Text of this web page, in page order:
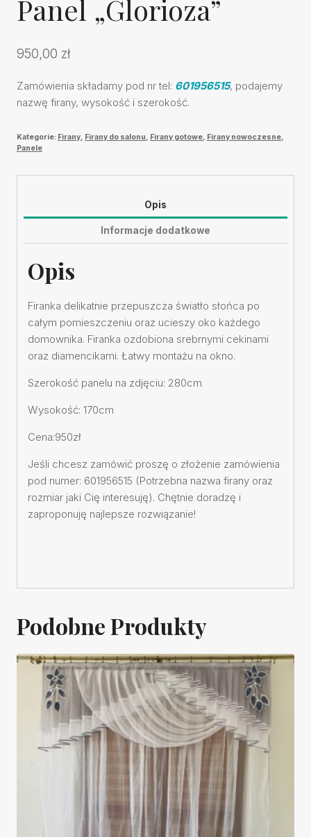
Panel „Glorioza”
950,00 zł
Zamówienia składamy pod nr tel: 601956515, podajemy
nazwę firany, wysokość i szerokość.
Kategorie: Firany, Firany do salonu, Firany gotowe, Firany nowoczesne,
Panele
Opis
Informacje dodatkowe
Opis
Firanka delikatnie przepuszcza światło słońca po
całym pomieszczeniu oraz ucieszy oko każdego
domownika. Firanka ozdobiona srebrnymi cekinami
oraz diamencikami. Łatwy montażu na okno.
Szerokość panelu na zdjęciu: 280cm
Wysokość: 170cm
Cena:950zł
Jeśli chcesz zamówić proszę o złożenie zamówienia
pod numer: 601956515 (Potrzebna nazwa firany oraz
rozmiar jaki Cię interesuję). Chętnie doradzę i
zaproponuję najlepsze rozwiązanie!
Podobne Produkty